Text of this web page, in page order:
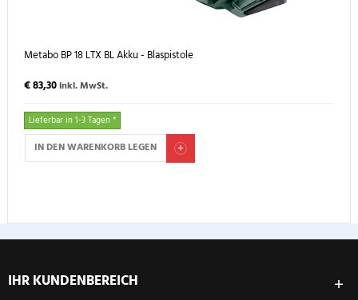
Metabo BP 18 LTX BL Akku - Blaspistole
€ 83,30inkl. MwSt.
Lieferbar in 1-3 Tagen *
IN DEN WARENKORB LEGEN
IHR KUNDENBEREICH